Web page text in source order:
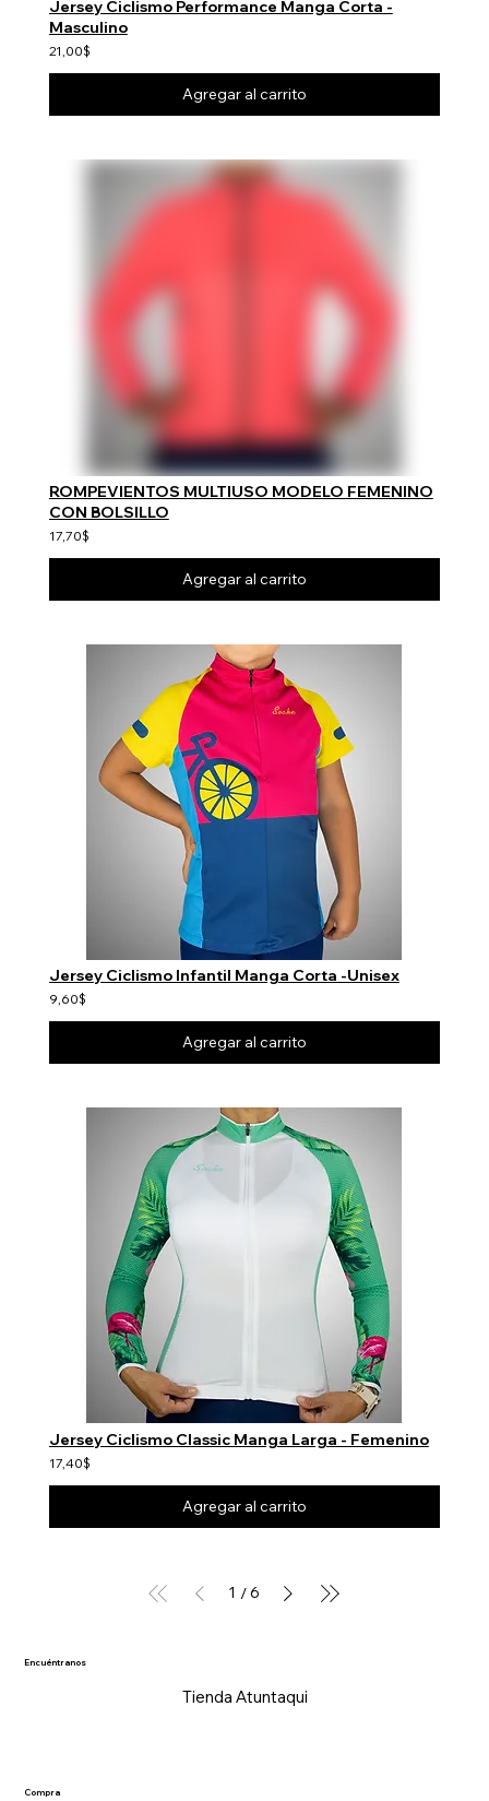
Jersey Ciclismo Performance Manga Corta -
Masculino
21,00$
Agregar al carrito
ROMPEVIENTOS MULTIUSO MODELO FEMENINO
CON BOLSILLO
17,70$
Agregar al carrito
Jersey Ciclismo Infantil Manga Corta -Unisex
9,60$
Agregar al carrito
Jersey Ciclismo Classic Manga Larga - Femenino
17,40$
Agregar al carrito
1 /6
Encuéntranos
Tienda Atuntaqui
Compra